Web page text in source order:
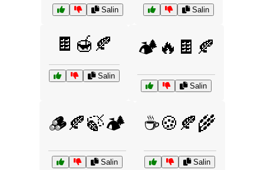
Salin Salin
🍫🍯🍂
Salin
🏕️🔥🍫🍂
Salin
🪵🍂🍃🏕️
Salin
☕🍪🍂🌾
Salin